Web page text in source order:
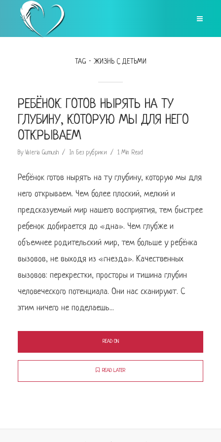
TAG ЖИЗНЬ С ДЕТЬМИ
РЕБЁНОК ГОТОВ НЫРЯТЬ НА ТУ
ГЛУБИНУ, КОТОРУЮ МЫ ДЛЯ НЕГО
ОТКРЫВАЕМ
By Valeria Gumush In Без рубрики 1 Min Read
Ребёнок готов нырять на ту глубину, которую мы для
него открываем. Чем более плоский, мелкий и
предсказуемый мир нашего восприятия, тем быстрее
ребенок добирается до «дна». Чем глубже и
объемнее родительский мир, тем больше у ребёнка
вызовов, не выходя из «гнезда». Качественных
вызовов: перекрестки, просторы и тишина глубин
человеческого потенциала. Они нас сканируют. С
этим ничего не поделаешь...
READ ON
READ LATER